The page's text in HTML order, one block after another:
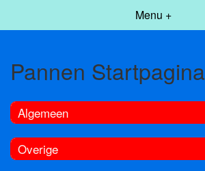
Menu +
Pannen Startpagina
Algemeen
Overige